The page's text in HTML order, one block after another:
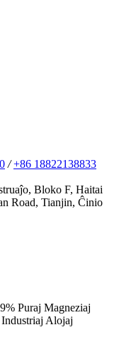
/ +86 18822138833
Bloko F, ​​Haitai
Road, Tianjin, Ĉinio